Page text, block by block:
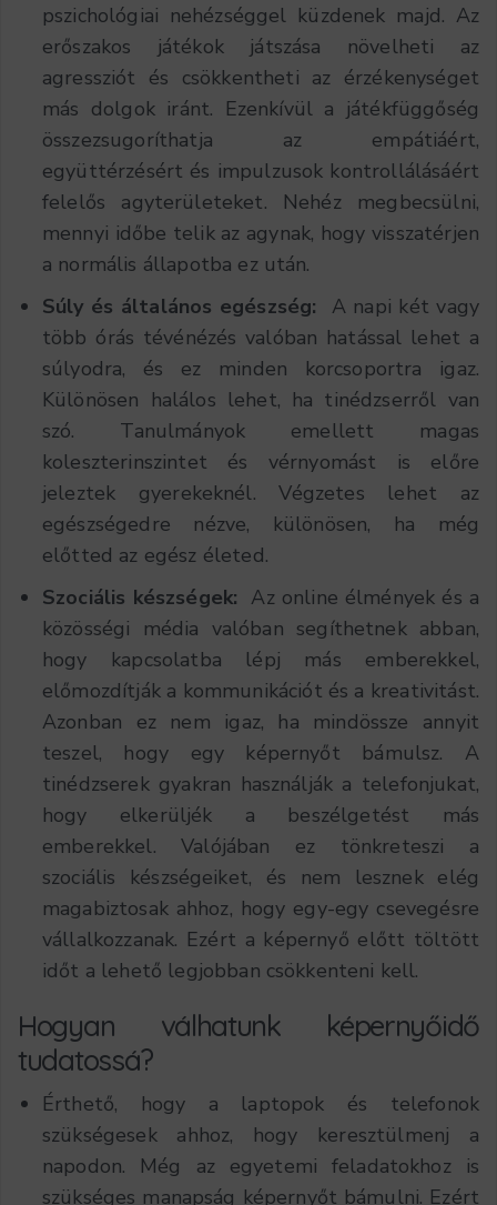
pszichológiai nehézséggel küzdenek majd. Az
erőszakos játékok játszása növelheti az
agressziót és csökkentheti az érzékenységet
más dolgok iránt. Ezenkívül a játékfüggőség
összezsugoríthatja az empátiáért,
együttérzésért és impulzusok kontrollálásáért
felelős agyterületeket. Nehéz megbecsülni,
mennyi időbe telik az agynak, hogy visszatérjen
a normális állapotba ez után.
Súly és általános egészség: A napi két vagy
több órás tévénézés valóban hatással lehet a
súlyodra, és ez minden korcsoportra igaz.
Különösen halálos lehet, ha tinédzserről van
szó. Tanulmányok emellett magas
koleszterinszintet és vérnyomást is előre
jeleztek gyerekeknél. Végzetes lehet az
egészségedre nézve, különösen, ha még
előtted az egész életed.
Szociális készségek: Az online élmények és a
közösségi média valóban segíthetnek abban,
hogy kapcsolatba lépj más emberekkel,
előmozdítják a kommunikációt és a kreativitást.
Azonban ez nem igaz, ha mindössze annyit
teszel, hogy egy képernyőt bámulsz. A
tinédzserek gyakran használják a telefonjukat,
hogy elkerüljék a beszélgetést más
emberekkel. Valójában ez tönkreteszi a
szociális készségeiket, és nem lesznek elég
magabiztosak ahhoz, hogy egy-egy csevegésre
vállalkozzanak. Ezért a képernyő előtt töltött
időt a lehető legjobban csökkenteni kell.
Hogyan válhatunk képernyőidő
tudatossá?
Érthető, hogy a laptopok és telefonok
szükségesek ahhoz, hogy keresztülmenj a
napodon. Még az egyetemi feladatokhoz is
szükséges manapság képernyőt bámulni. Ezért